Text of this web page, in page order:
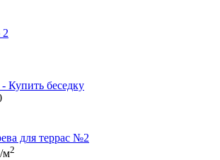
Купить беседку
для террас №2
м2